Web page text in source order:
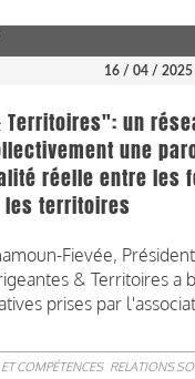
16 / 04 / 2025
Territoires": un
une
réelle entre les
les territoires
Fievée,
& Territoires a
prises par
COMPÉTENCES RELATIONS